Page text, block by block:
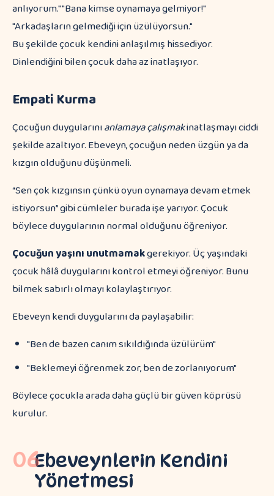
anlıyorum." "Bana kimse oynamaya gelmiyor!"
"Arkadaşların gelmediği için üzülüyorsun."
Bu şekilde çocuk kendini anlaşılmış hissediyor.
Dinlendiğini bilen çocuk daha az inatlaşıyor.
Empati Kurma
Çocuğun duygularınıanlamaya çalışmakinatlaşmayı ciddi
şekilde azaltıyor. Ebeveyn, çocuğun neden üzgün ya da
kızgın olduğunu düşünmeli.
“Sen çok kızgınsın çünkü oyun oynamaya devam etmek
istiyorsun” gibi cümleler burada işe yarıyor. Çocuk
böylece duygularının normal olduğunu öğreniyor.
Çocuğun yaşını unutmamakgerekiyor. Üç yaşındaki
çocuk hâlâ duygularını kontrol etmeyi öğreniyor. Bunu
bilmek sabırlı olmayı kolaylaştırıyor.
Ebeveyn kendi duygularını da paylaşabilir:
"Ben de bazen canım sıkıldığında üzülürüm"
"Beklemeyi öğrenmek zor, ben de zorlanıyorum"
Böylece çocukla arada daha güçlü bir güven köprüsü
kurulur.
06Ebeveynlerin Kendini
Yönetmesi